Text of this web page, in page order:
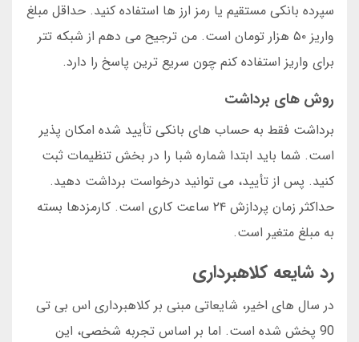
سپرده بانکی مستقیم یا رمز ارز ها استفاده کنید. حداقل مبلغ
واریز ۵۰ هزار تومان است. من ترجیح می دهم از شبکه تتر
برای واریز استفاده کنم چون سریع ترین پاسخ را دارد.
روش های برداشت
برداشت فقط به حساب های بانکی تأیید شده امکان پذیر
است. شما باید ابتدا شماره شبا را در بخش تنظیمات ثبت
کنید. پس از تأیید، می توانید درخواست برداشت دهید.
حداکثر زمان پردازش ۲۴ ساعت کاری است. کارمزدها بسته
به مبلغ متغیر است.
رد شایعه کلاهبرداری
در سال های اخیر، شایعاتی مبنی بر کلاهبرداری اس بی تی
90 پخش شده است. اما بر اساس تجربه شخصی، این